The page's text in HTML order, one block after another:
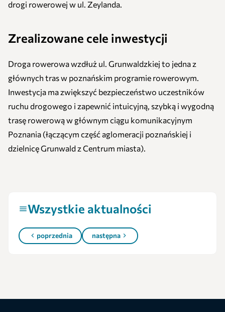
drogi rowerowej w ul. Zeylanda.
Zrealizowane cele inwestycji
Droga rowerowa wzdłuż ul. Grunwaldzkiej to jedna z
głównych tras w poznańskim programie rowerowym.
Inwestycja ma zwiększyć bezpieczeństwo uczestników
ruchu drogowego i zapewnić intuicyjną, szybką i wygodną
trasę rowerową w głównym ciągu komunikacyjnym
Poznania (łączącym część aglomeracji poznańskiej i
dzielnicę Grunwald z Centrum miasta).
Wszystkie aktualności
poprzednia następna